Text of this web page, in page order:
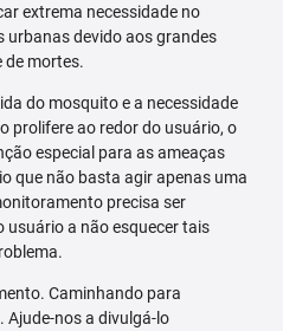
extrema necessidade no
urbanas devido aos grandes
de mortes.
do mosquito e a necessidade
prolifere ao redor do usuário, o
especial para as ameaças
que não basta agir apenas uma
precisa ser
a não esquecer tais
Caminhando para
Ajude-nos a divulgá-lo